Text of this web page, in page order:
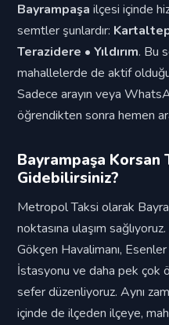
Bayrampaşa ilçesi içinde
semtler şunlardır:
Terazidere • Yıldırım. Bu
mahallelerde de aktif
Sadece arayın veya
öğrendikten sonra hemen
Bayrampaşa Korsan
Gidebilirsiniz?
Metropol Taksi olarak
noktasına ulaşım
Gökçen Havalimanı,
İstasyonu ve daha pek çok
sefer düzenliyoruz. Aynı
içinde de ilçeden ilçeye,